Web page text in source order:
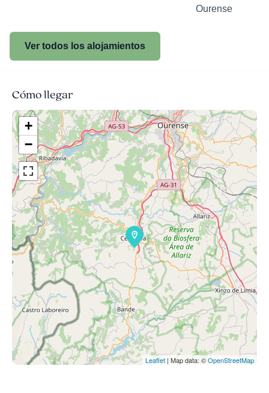
Ourense
Ver todos los alojamientos
Cómo llegar
+
−
Leaflet | Map data: ©OpenStreetMap